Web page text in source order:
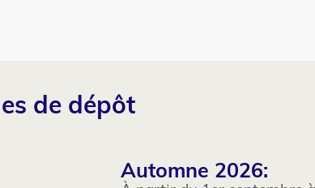
de dépôt
Automne 2026: